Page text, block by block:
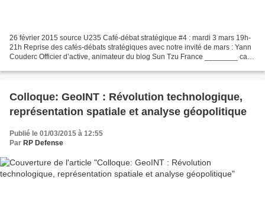
26 février 2015 source U235 Café-débat stratégique #4 : mardi 3 mars 19h-
21h Reprise des cafés-débats stratégiques avec notre invité de mars : Yann
Couderc Officier d’active, animateur du blog Sun Tzu France ________ café
Colloque: GeoINT : Révolution technologique,
représentation spatiale et analyse géopolitique
Publié le 01/03/2015 à 12:55
Par RP Defense